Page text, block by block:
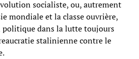
socialiste, ou, autrement
mondiale et la classe ouvrière,
politique dans la lutte toujours
stalinienne contre le